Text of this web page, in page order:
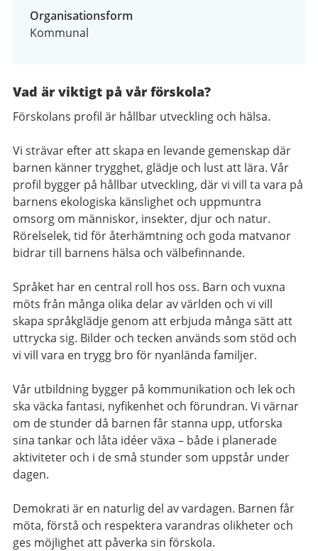
Organisationsform
Kommunal
Vad är viktigt på vår förskola?
Förskolans profil är hållbar utveckling och hälsa.
Vi strävar efter att skapa en levande gemenskap där
barnen känner trygghet, glädje och lust att lära. Vår
profil bygger på hållbar utveckling, där vi vill ta vara på
barnens ekologiska känslighet och uppmuntra
omsorg om människor, insekter, djur och natur.
Rörelselek, tid för återhämtning och goda matvanor
bidrar till barnens hälsa och välbefinnande.
Språket har en central roll hos oss. Barn och vuxna
möts från många olika delar av världen och vi vill
skapa språkglädje genom att erbjuda många sätt att
uttrycka sig. Bilder och tecken används som stöd och
vi vill vara en trygg bro för nyanlända familjer.
Vår utbildning bygger på kommunikation och lek och
ska väcka fantasi, nyfikenhet och förundran. Vi värnar
om de stunder då barnen får stanna upp, utforska
sina tankar och låta idéer växa – både i planerade
aktiviteter och i de små stunder som uppstår under
dagen.
Demokrati är en naturlig del av vardagen. Barnen får
möta, förstå och respektera varandras olikheter och
ges möjlighet att påverka sin förskola.